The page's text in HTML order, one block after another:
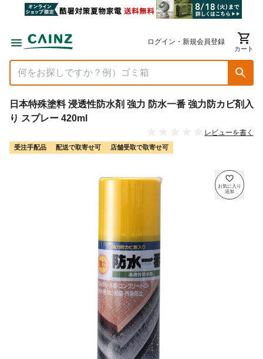
ログイン・新規会員登録
カート
日本特殊塗料 浸透性防水剤 強力 防水一番 強力防カビ剤入
り スプレー 420ml
レビューを書く
受注手配品 配送で取寄せ可 店舗受取で取寄せ可